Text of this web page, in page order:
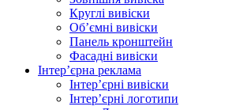
Круглі вивіски
Об’ємні вивіски
Панель кронштейн
Фасадні вивіски
Інтер’єрна реклама
Інтер’єрні вивіски
Інтер’єрні логотипи